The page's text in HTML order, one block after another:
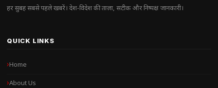
हर सुबह सबसे पहले खबरें। देश-विदेश की ताज़ा, सटीक और निष्पक्ष जानकारी।
QUICK LINKS
Home
About Us